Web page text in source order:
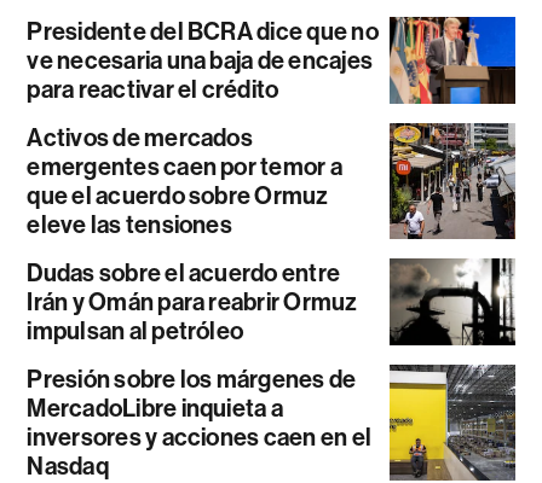
Presidente del BCRA dice que no
ve necesaria una baja de encajes
para reactivar el crédito
Activos de mercados
emergentes caen por temor a
que el acuerdo sobre Ormuz
eleve las tensiones
Dudas sobre el acuerdo entre
Irán y Omán para reabrir Ormuz
impulsan al petróleo
Presión sobre los márgenes de
MercadoLibre inquieta a
inversores y acciones caen en el
Nasdaq